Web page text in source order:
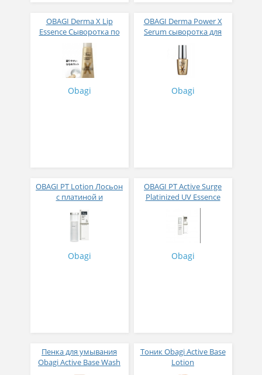
OBAGI Derma X Lip
Essence Сыворотка по
уходу за губами 10 мл
Obagi
OBAGI Derma Power X
Serum сыворотка для
лица 30 мл
Obagi
OBAGI PT Lotion Лосьон
с платиной и
коллагеном 150 мл
Obagi
OBAGI PT Active Surge
Platinized UV Essence
Крем-эмульсия с
платиной и коллагеном
с защитой от солнца SPF
Obagi
Пенка для умывания
Obagi Active Base Wash
Тоник Obagi Active Base
Lotion